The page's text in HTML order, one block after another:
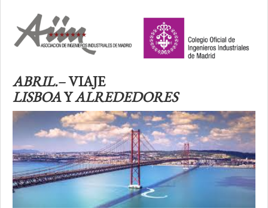
ABRIL.– VIAJE
LISBOAYALREDEDORES